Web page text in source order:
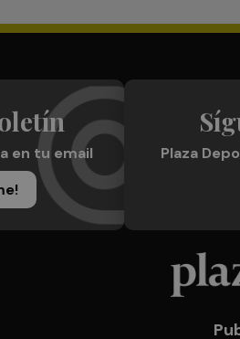
en tu email
Plaza